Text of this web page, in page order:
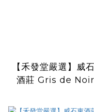
【禾發堂嚴選】威
酒莊 Gris de
Brut 黑中灰 傳統釀